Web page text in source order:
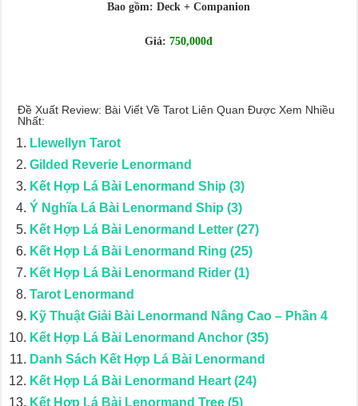
Bao gồm: Deck + Companion
Giá:750,000đ
Đề Xuất Review: Bài Viết Về Tarot Liên Quan Được Xem Nhiều
Nhất:
Llewellyn Tarot
Gilded Reverie Lenormand
Kết Hợp Lá Bài Lenormand Ship (3)
Ý Nghĩa Lá Bài Lenormand Ship (3)
Kết Hợp Lá Bài Lenormand Letter (27)
Kết Hợp Lá Bài Lenormand Ring (25)
Kết Hợp Lá Bài Lenormand Rider (1)
Tarot Lenormand
Kỹ Thuật Giải Bài Lenormand Nâng Cao – Phần 4
Kết Hợp Lá Bài Lenormand Anchor (35)
Danh Sách Kết Hợp Lá Bài Lenormand
Kết Hợp Lá Bài Lenormand Heart (24)
Kết Hợp Lá Bài Lenormand Tree (5)